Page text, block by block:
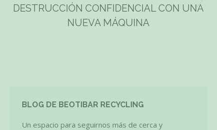
Publicación
siguiente:
DESTRUCCIÓN CONFIDENCIAL CON UNA
NUEVA MÁQUINA
BLOG DE BEOTIBAR RECYCLING
Un espacio para seguirnos más de cerca y